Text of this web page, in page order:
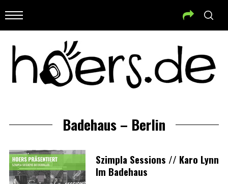
Badehaus – Berlin
Szimpla Sessions // Karo Lynn
Im Badehaus